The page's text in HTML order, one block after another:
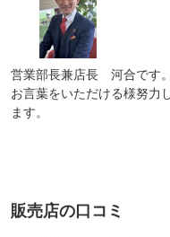
営業部長兼店長 河合です
お言葉をいただける様努力
ます。
販売店の口コミ